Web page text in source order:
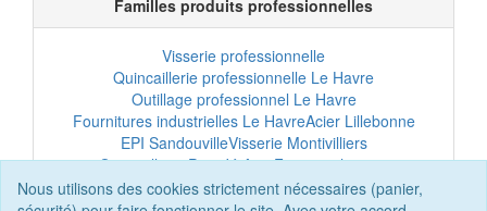
Nous utilisons des cookies strictement nécessaires (panier,
Familles produits professionnelles
Visserie professionnelle
Quincaillerie professionnelle Le Havre
Outillage professionnel Le Havre
Fournitures industrielles Le HavreAcier Lillebonne
EPI SandouvilleVisserie Montivilliers
Quincaillerie Port-JérômeFixation chantier
EPI professionnelOutillage maintenance